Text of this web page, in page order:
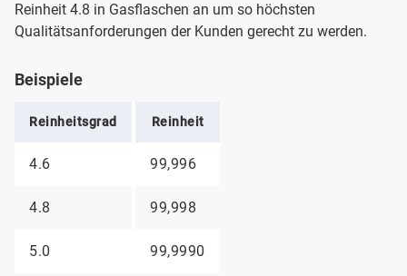
Reinheit 4.8 in Gasflaschen an um so höchsten
Qualitätsanforderungen der Kunden gerecht zu werden.
Beispiele
Reinheitsgrad Reinheit
4.6 99,996
4.8 99,998
5.0 99,9990